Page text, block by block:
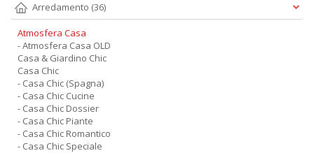
Arredamento (36)
Atmosfera Casa
- Atmosfera Casa OLD
Casa & Giardino Chic
Casa Chic
- Casa Chic (Spagna)
- Casa Chic Cucine
- Casa Chic Dossier
- Casa Chic Piante
- Casa Chic Romantico
- Casa Chic Speciale